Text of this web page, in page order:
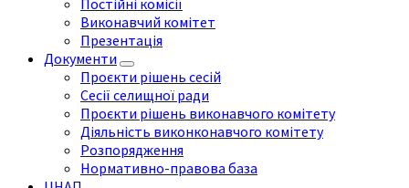
Постійні комісії
Виконавчий комітет
Презентація
Документи
Проєкти рішень сесій
Сесії селищної ради
Проєкти рішень виконавчого комітету
Діяльність виконконавчого комітету
Розпорядження
Нормативно-правова база